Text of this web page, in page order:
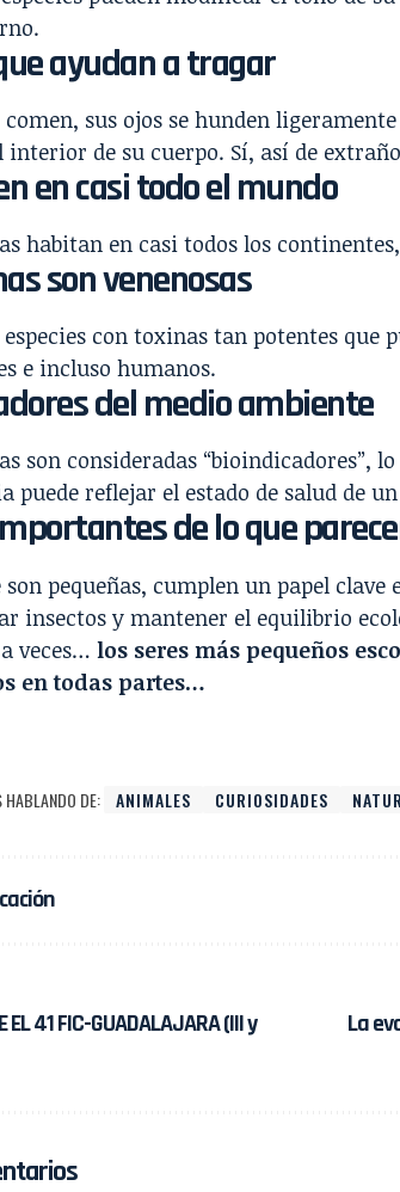
ayudan a tragar
comen, sus ojos se hunden
interior de su cuerpo. Sí, así de
en casi todo el mundo
habitan en casi todos los
son venenosas
con toxinas tan potentes que
e incluso humanos.
del medio ambiente
son consideradas “bioindicadores”,
puede reflejar el estado de salud de
de lo que
son pequeñas, cumplen un papel
insectos y mantener el equilibrio
veces… los seres más pequeños
en todas partes…
HABLANDO DE: ANIMALES CURIOSIDADES
EL 41 FIC-GUADALAJARA (III y
La